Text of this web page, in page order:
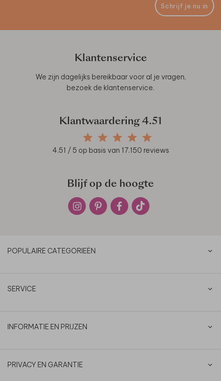
Schrijf je nu in
Klantenservice
We zijn dagelijks bereikbaar voor al je vragen,
bezoek de klantenservice.
Klantwaardering 4.51
4.51 / 5 op basis van 17.150 reviews
Blijf op de hoogte
POPULAIRE CATEGORIEËN
SERVICE
INFORMATIE EN PRIJZEN
PRIVACY EN GARANTIE